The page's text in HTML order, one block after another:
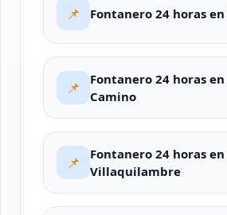
📌 Fontanero 24 horas
📌
Fontanero 24 horas
Camino
📌
Fontanero 24 horas en
Villaquilambre